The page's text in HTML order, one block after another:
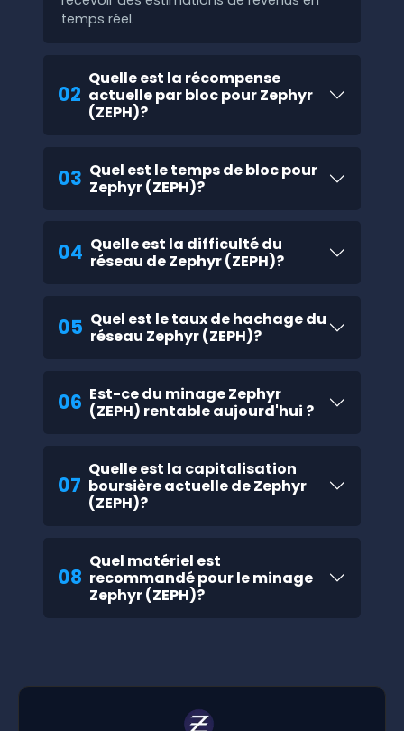
temps réel.
02
Quelle est la récompense
actuelle par bloc pour Zephyr
(ZEPH)?
03 Quel est le temps de bloc pour
Zephyr (ZEPH)?
04 Quelle est la difficulté du
réseau de Zephyr (ZEPH)?
05 Quel est le taux de hachage du
réseau Zephyr (ZEPH)?
06 Est-ce du minage Zephyr
(ZEPH) rentable aujourd'hui ?
07
Quelle est la capitalisation
boursière actuelle de Zephyr
(ZEPH)?
08
Quel matériel est
recommandé pour le minage
Zephyr (ZEPH)?